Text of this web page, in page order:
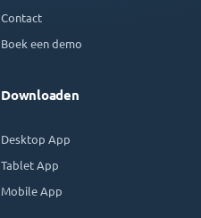
Contact
Boek een demo
Downloaden
Desktop App
Tablet App
Mobile App